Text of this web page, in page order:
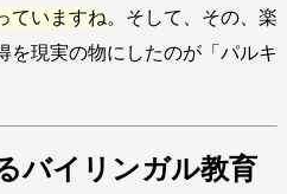
ていますね。そして、その、楽
を現実の物にしたのが「パルキ
バイリンガル教育